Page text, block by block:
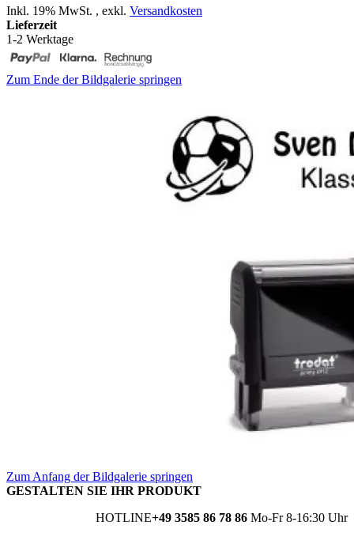
Inkl. 19% MwSt. , exkl. Versandkosten
Lieferzeit
1-2 Werktage
Zum Ende der Bildgalerie springen
Zum Anfang der Bildgalerie springen
GESTALTEN SIE IHR PRODUKT
HOTLINE+49 3585 86 78 86 Mo-Fr 8-16:30 Uhr